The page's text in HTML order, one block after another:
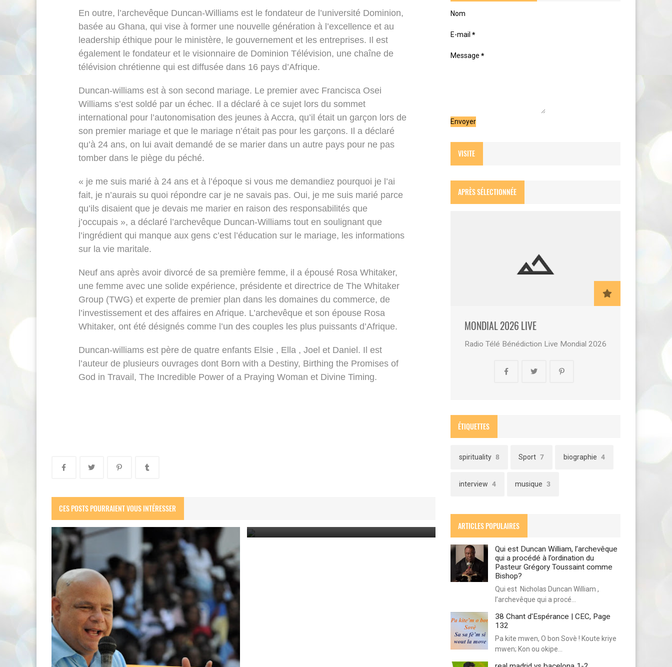
En outre, l’archevêque Duncan-Williams est le fondateur de l’université Dominion,
basée au Ghana, qui vise à former une nouvelle génération à l’excellence et au
leadership éthique pour le ministère, le gouvernement et les entreprises. Il est
également le fondateur et le visionnaire de Dominion Télévision, une chaîne de
télévision chrétienne qui est diffusée dans 16 pays d’Afrique.
Duncan-williams est à son second mariage. Le premier avec Francisca Osei
Williams s’est soldé par un échec. Il a déclaré à ce sujet lors du sommet
international pour l’autonomisation des jeunes à Accra, qu’il était un garçon lors de
son premier mariage et que le mariage n’était pas pour les garçons. Il a déclaré
qu’à 24 ans, on lui avait demandé de se marier dans un autre pays pour ne pas
tomber dans le piège du péché.
« je me suis marié à 24 ans et à l’époque si vous me demandiez pourquoi je l’ai
fait, je n’aurais su quoi répondre car je ne savais pas. Oui, je me suis marié parce
qu’ils disaient que je devais me marier en raison des responsabilités que
j’occupais », a déclaré l’archevêque Duncan-Williams tout en soulignant que
l’ingrédient qui manque aux gens c’est l’éducation sur le mariage, les informations
sur la vie maritale.
Neuf ans après avoir divorcé de sa première femme, il a épousé Rosa Whitaker,
une femme avec une solide expérience, présidente et directrice de The Whitaker
Group (TWG) et experte de premier plan dans les domaines du commerce, de
l’investissement et des affaires en Afrique. L’archevêque et son épouse Rosa
Whitaker, ont été désignés comme l’un des couples les plus puissants d’Afrique.
Duncan-williams est père de quatre enfants Elsie , Ella , Joel et Daniel. Il est
l’auteur de plusieurs ouvrages dont Born with a Destiny, Birthing the Promises of
God in Travail, The Incredible Power of a Praying Woman et Divine Timing.
CES POSTS POURRAIENT VOUS INTÉRESSER
Nom
E-mail *
Message *
VISITE
APRÈS SÉLECTIONNÉE
MONDIAL 2026 LIVE
Radio Télé Bénédiction Live Mondial 2026
ÉTIQUETTES
spirituality 8 Sport 7 biographie 4
interview 4 musique 3
ARTICLES POPULAIRES
Qui est Duncan William, l’archevêque
qui a procédé à l’ordination du
Pasteur Grégory Toussaint comme
Bishop?
Qui est Nicholas Duncan William ,
l’archevêque qui a procé…
38 Chant d'Espérance | CEC, Page
132
Pa kite mwen, O bon Sovè ! Koute kriye
mwen; Kon ou okipe…